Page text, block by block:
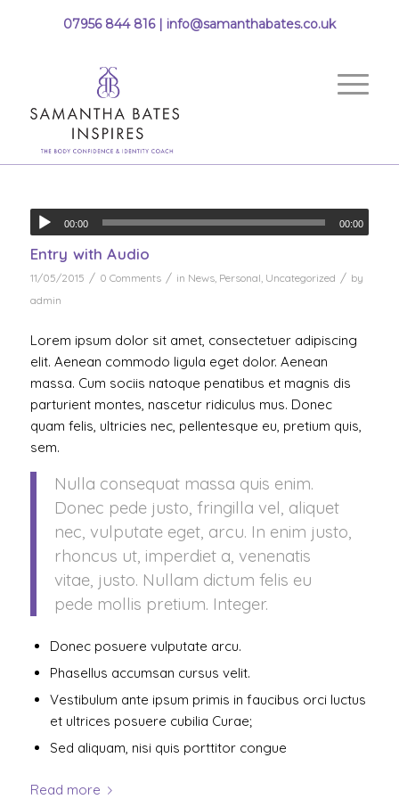
07956 844 816 | info@samanthabates.co.uk
00:00 00:00
Entry with Audio
11/05/2015 / 0 Comments / in News, Personal, Uncategorized / by
admin
Lorem ipsum dolor sit amet, consectetuer adipiscing
elit. Aenean commodo ligula eget dolor. Aenean
massa. Cum sociis natoque penatibus et magnis dis
parturient montes, nascetur ridiculus mus. Donec
quam felis, ultricies nec, pellentesque eu, pretium quis,
sem.
Nulla consequat massa quis enim.
Donec pede justo, fringilla vel, aliquet
nec, vulputate eget, arcu. In enim justo,
rhoncus ut, imperdiet a, venenatis
vitae, justo. Nullam dictum felis eu
pede mollis pretium. Integer.
Donec posuere vulputate arcu.
Phasellus accumsan cursus velit.
Vestibulum ante ipsum primis in faucibus orci luctus
et ultrices posuere cubilia Curae;
Sed aliquam, nisi quis porttitor congue
Read more